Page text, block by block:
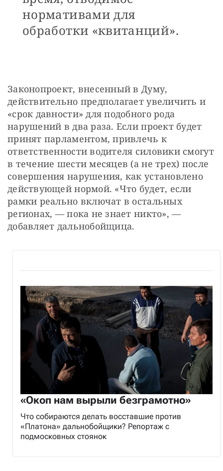
нормативами для
обработки «квитанций».
Законопроект, внесенный в Думу,
действительно предполагает увеличить и
«срок давности» для подобного рода
нарушений в два раза. Если проект будет
принят парламентом, привлечь к
ответственности водителя силовики смогут
в течение шести месяцев (а не трех) после
совершения нарушения, как установлено
действующей нормой. «Что будет, если
рамки реально включат в остальных
регионах, — пока не знает никто», —
добавляет дальнобойщица.
«Окоп нам вырыли безграмотно»
Что собираются делать восставшие против
«Платона» дальнобойщики? Репортаж с
подмосковных стоянок